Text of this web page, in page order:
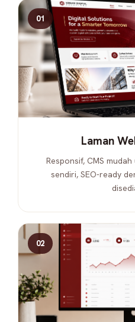
01
Laman
Responsif, CMS
sendiri, SEO-ready
02